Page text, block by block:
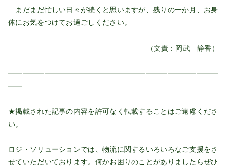
まだまだ忙しい日々が続くと思いますが、残りの一か月、お身
体にお気をつけてお過ごしください。
（文責：岡武 静香）
━━━━━━━━━━━━━━━━━━━━━━━━━━━━━
━━
★掲載された記事の内容を許可なく転載することはご遠慮くださ
い。
ロジ・ソリューションでは、物流に関するいろいろなご支援をさ
せていただいております。何かお困りのことがありましたらぜひ